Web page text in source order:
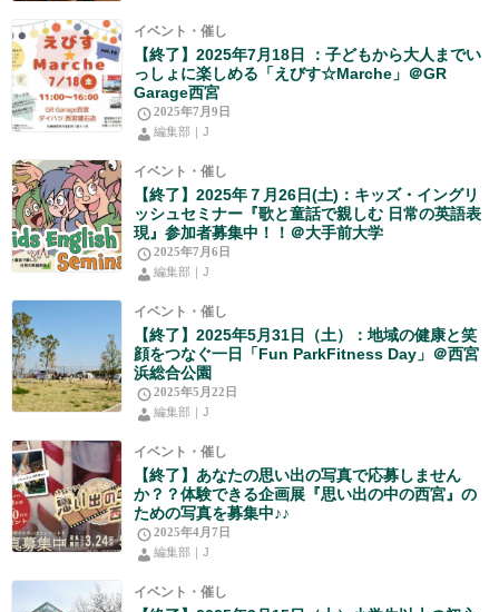
イベント・催し
【終了】2025年7月18日 ：子どもから大人までい
っしょに楽しめる「えびす☆Marche」＠GR
Garage西宮
2025年7月9日
編集部｜J
イベント・催し
【終了】2025年７月26日(土)：キッズ・イングリ
ッシュセミナー『歌と童話で親しむ 日常の英語表
現』参加者募集中！！＠大手前大学
2025年7月6日
編集部｜J
イベント・催し
【終了】2025年5月31日（土）：地域の健康と笑
顔をつなぐ一日「Fun ParkFitness Day」＠西宮
浜総合公園
2025年5月22日
編集部｜J
イベント・催し
【終了】あなたの思い出の写真で応募しません
か？？体験できる企画展『思い出の中の西宮』の
ための写真を募集中♪♪
2025年4月7日
編集部｜J
イベント・催し